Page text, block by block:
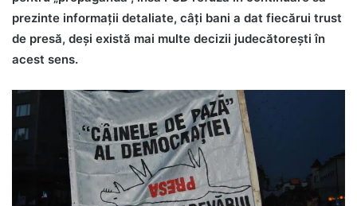
prezinte informații detaliate, câți bani a dat fiecărui trust
de presă, deși există mai multe decizii judecătorești în
acest sens.